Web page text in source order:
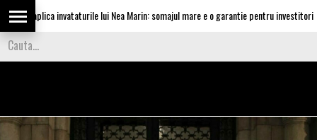
invataturile lui Nea Marin: somajul mare e o garantie pentru investitori